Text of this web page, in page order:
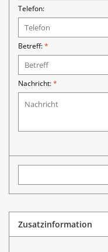
Einrichtung
Berufsbekleidung
Küche
Küchentechnik
Telefon:
Betreff:*
Nachricht:*
Zusatzinformation